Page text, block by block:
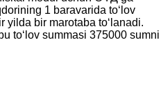
1 baravarida toʻlov
yilda bir marotaba toʻlanadi.
toʻlov summasi 375000 sumni